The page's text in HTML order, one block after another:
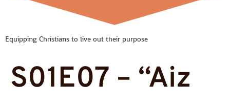
Equipping Christians to live out their purpose
S01E07 – “Aiz